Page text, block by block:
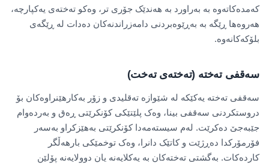
کەمدەکاتەوە بە بەراورد بە هەندێک جۆری تر، وەکو تەختەی یەکپارچە،
هەروەها ڕێگە بە بەڕێوەبردنی دامەزراندنەکان دەدات لە ڕێگەی
بلۆکەکانەوە.
سەقفی تەختە (تەختەی تەخت)
سەقفی تەختە یەکێکە لە شێوازە تەقلیدی و زۆر بەکارهێنراوەکان بۆ
دروستکردنی سەقفی بینا، وەک پلێتێکی کۆنکرێتی ڕەق و بەردەوام
جێبەجێ دەکرێت. لەم سیستەمەدا کۆنکرێتی بەهێزکراو بەسەر
فۆرمۆرکدا دەڕژێت و کاتێک دانرا، وەک توخمێکی بارهەڵگر
کاردەکات. بەگشتی تەختەکان بە یەکلایەنە یان دوولایەنە پۆلێن